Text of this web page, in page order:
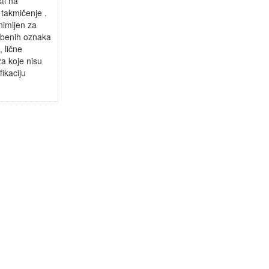
.
za
oznaka
lične
koje nisu